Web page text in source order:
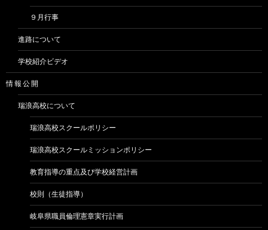
９月行事
進路について
学校紹介ビデオ
情 報 公 開
瑞浪高校について
瑞浪高校スクールポリシー
瑞浪高校スクールミッションポリシー
教育指導の重点及び学校経営計画
校則（生徒指導）
岐阜県職員倫理憲章実行計画